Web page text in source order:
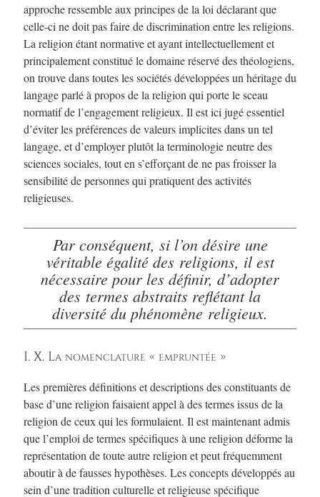
approche ressemble aux principes de la loi déclarant que
celle-ci ne doit pas faire de discrimination entre les religions.
La religion étant normative et ayant intellectuellement et
principalement constitué le domaine réservé des théologiens,
on trouve dans toutes les sociétés développées un héritage du
langage parlé à propos de la religion qui porte le sceau
normatif de l’engagement religieux. Il est ici jugé essentiel
d’éviter les préférences de valeurs implicites dans un tel
langage, et d’employer plutôt la terminologie neutre des
sciences sociales, tout en s’efforçant de ne pas froisser la
sensibilité de personnes qui pratiquent des activités
religieuses.
Par conséquent, si l’on désire une
véritable égalité des religions, il est
nécessaire pour les définir, d’adopter
des termes abstraits reflétant la
diversité du phénomène religieux.
I. X. La nomenclature « empruntée »
Les premières définitions et descriptions des constituants de
base d’une religion faisaient appel à des termes issus de la
religion de ceux qui les formulaient. Il est maintenant admis
que l’emploi de termes spécifiques à une religion déforme la
représentation de toute autre religion et peut fréquemment
aboutir à de fausses hypothèses. Les concepts développés au
sein d’une tradition culturelle et religieuse spécifique